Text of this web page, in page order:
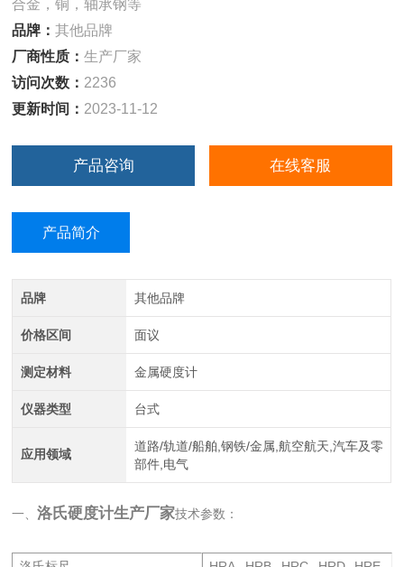
合金，铜，轴承钢等
品牌：其他品牌
厂商性质：生产厂家
访问次数： 2236
更新时间： 2023-11-12
产品咨询 在线客服
产品简介
品牌 其他品牌
价格区间 面议
测定材料 金属硬度计
仪器类型 台式
应用领域
道路/轨道/船舶,钢铁/金属,航空航天,汽车及零
部件,电气
一、洛氏硬度计生产厂家技术参数：